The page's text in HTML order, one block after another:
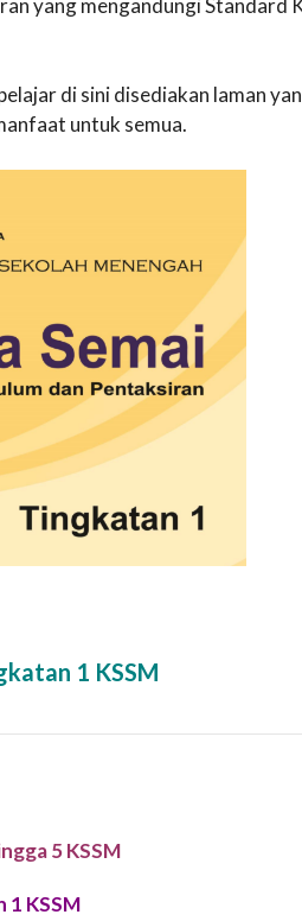
yang mengandungi Standard
di sini disediakan laman
untuk semua.
1 KSSM
5 KSSM
1 KSSM